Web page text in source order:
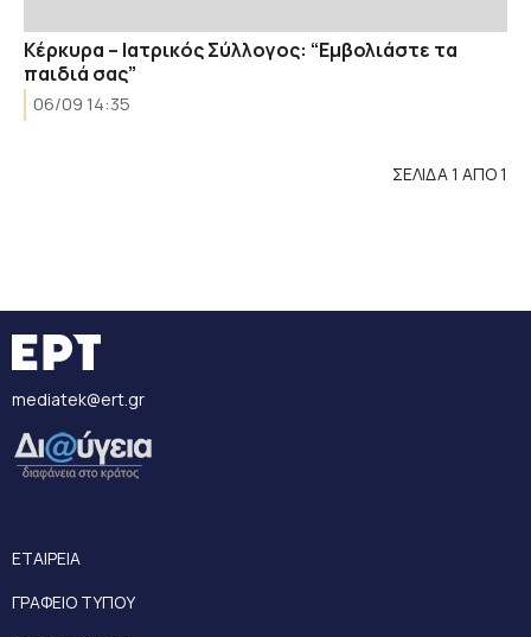
Κέρκυρα – Ιατρικός Σύλλογος: “Εμβολιάστε τα
παιδιά σας”
06/09 14:35
ΣΕΛΙΔΑ 1 ΑΠΟ 1
mediatek@ert.gr
ΕΤΑΙΡΕΙΑ
ΓΡΑΦΕΙΟ ΤΥΠΟΥ